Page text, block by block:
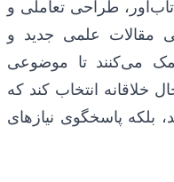
طراحی تعاملی و
مقالات علمی جدید و
می‌کنند تا موضوعی
انتخاب کند که
بلکه پاسخگوی نیازهای